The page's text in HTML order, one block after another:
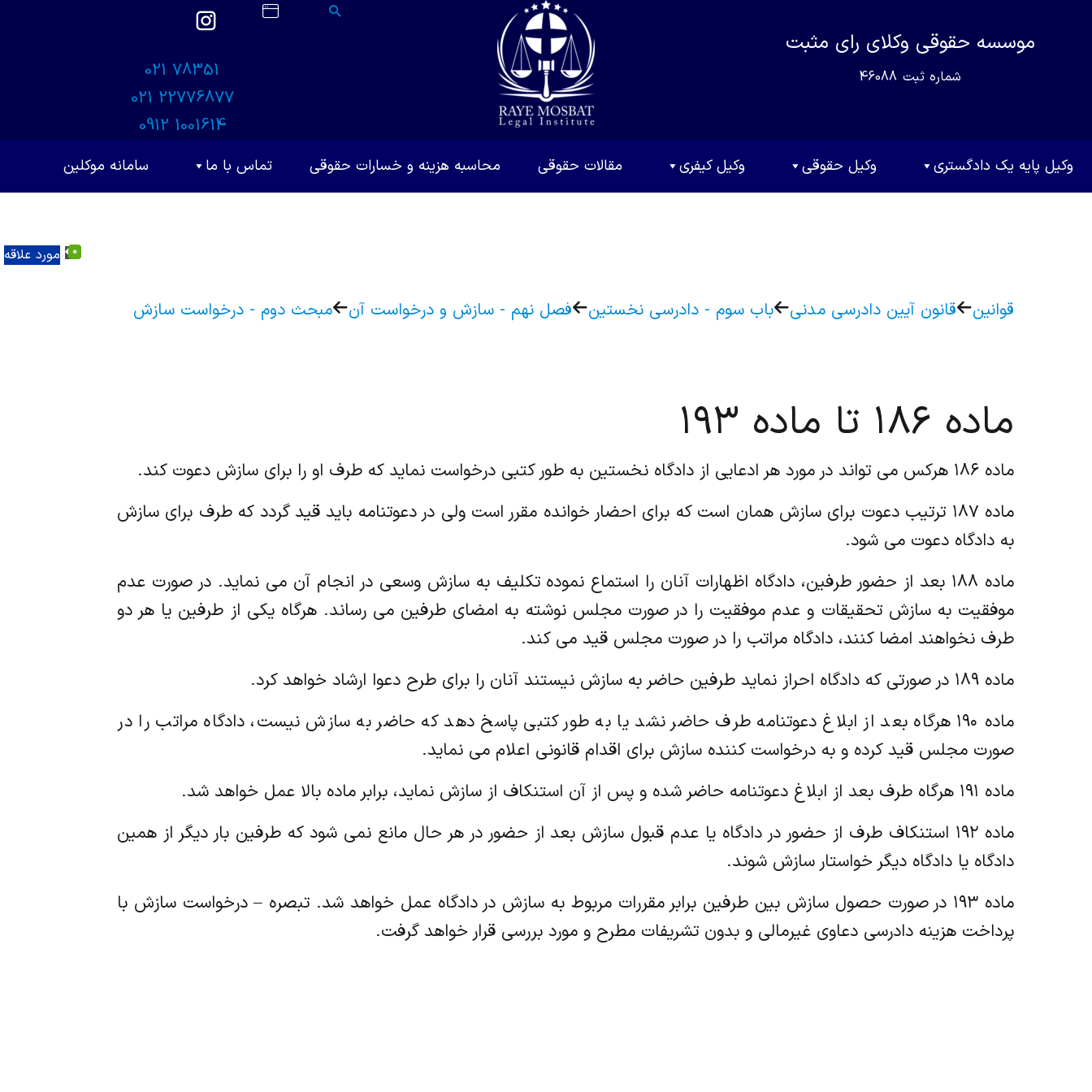
موسسه حقوقی وکلای رای مثبت
شماره ثبت
021 78351
021 22776877
0912 1001614
وکیل پایه یک دادگستری وکیل حقوقی وکیل کیفری مقالات حقوقی محاسبه هزینه و خسارات حقوقی تماس با ما سامانه موکلین
مورد علاقه 0
قوانین قانون آیین دادرسی مدنی باب سوم - دادرسی نخستین فصل نهم - سازش و درخواست آن مبحث دوم - درخواست سازش
ماده ۱۸۶ تا ماده ۱۹۳
ماده ۱۸۶ هرکس می تواند در مورد هر ادعایی از دادگاه نخستین به طور کتبی درخواست نماید که طرف او را برای سازش دعوت کند.
ماده ۱۸۷ ترتیب دعوت برای سازش همان است که برای احضار خوانده مقرر است ولی در دعوتنامه باید قید گردد که طرف برای سازش
به دادگاه دعوت می شود.
ماده ۱۸۸ بعد از حضور طرفین، دادگاه اظهارات آنان را استماع نموده تکلیف به سازش وسعی در انجام آن می نماید. در صورت عدم
موفقیت به سازش تحقیقات و عدم موفقیت را در صورت مجلس نوشته به امضای طرفین می رساند. هرگاه یکی از طرفین یا هر دو
طرف نخواهند امضا کنند، دادگاه مراتب را در صورت مجلس قید می کند.
ماده ۱۸۹ در صورتی که دادگاه احراز نماید طرفین حاضر به سازش نیستند آنان را برای طرح دعوا ارشاد خواهد کرد.
ماده ۱۹۰ هرگاه بعد از ابلاغ دعوتنامه طرف حاضر نشد یا به طور کتبی پاسخ دهد که حاضر به سازش نیست، دادگاه مراتب را در
صورت مجلس قید کرده و به درخواست کننده سازش برای اقدام قانونی اعلام می نماید.
ماده ۱۹۱ هرگاه طرف بعد از ابلاغ دعوتنامه حاضر شده و پس از آن استنکاف از سازش نماید، برابر ماده بالا عمل خواهد شد.
ماده ۱۹۲ استنکاف طرف از حضور در دادگاه یا عدم قبول سازش بعد از حضور در هر حال مانع نمی شود که طرفین بار دیگر از همین
دادگاه یا دادگاه دیگر خواستار سازش شوند.
ماده ۱۹۳ در صورت حصول سازش بین طرفین برابر مقررات مربوط به سازش در دادگاه عمل خواهد شد. تبصره – درخواست سازش با
پرداخت هزینه دادرسی دعاوی غیرمالی و بدون تشریفات مطرح و مورد بررسی قرار خواهد گرفت.